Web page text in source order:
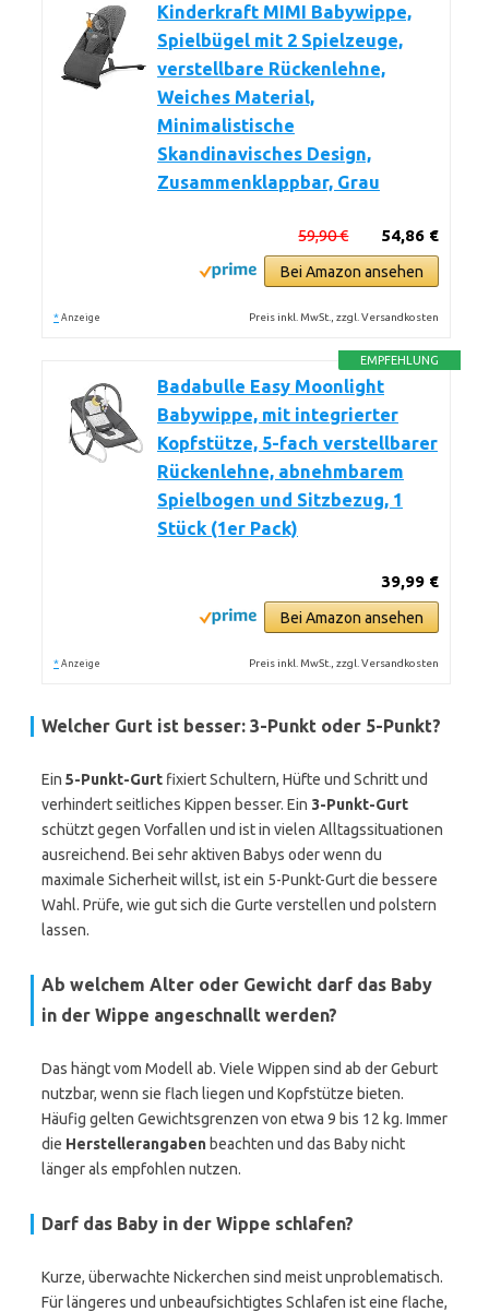
Kinderkraft MIMI Babywippe,
Spielbügel mit 2 Spielzeuge,
verstellbare Rückenlehne,
Weiches Material,
Minimalistische
Skandinavisches Design,
Zusammenklappbar, Grau
54,86 €
59,90 €
Bei Amazon ansehen
* Anzeige Preis inkl. MwSt., zzgl. Versandkosten
EMPFEHLUNG
Badabulle Easy Moonlight
Babywippe, mit integrierter
Kopfstütze, 5-fach verstellbarer
Rückenlehne, abnehmbarem
Spielbogen und Sitzbezug, 1
Stück (1er Pack)
39,99 €
Bei Amazon ansehen
* Anzeige Preis inkl. MwSt., zzgl. Versandkosten
Welcher Gurt ist besser: 3-Punkt oder 5-Punkt?
Ein 5-Punkt-Gurt fixiert Schultern, Hüfte und Schritt und
verhindert seitliches Kippen besser. Ein 3-Punkt-Gurt
schützt gegen Vorfallen und ist in vielen Alltagssituationen
ausreichend. Bei sehr aktiven Babys oder wenn du
maximale Sicherheit willst, ist ein 5-Punkt-Gurt die bessere
Wahl. Prüfe, wie gut sich die Gurte verstellen und polstern
lassen.
Ab welchem Alter oder Gewicht darf das Baby
in der Wippe angeschnallt werden?
Das hängt vom Modell ab. Viele Wippen sind ab der Geburt
nutzbar, wenn sie flach liegen und Kopfstütze bieten.
Häufig gelten Gewichtsgrenzen von etwa 9 bis 12 kg. Immer
die Herstellerangaben beachten und das Baby nicht
länger als empfohlen nutzen.
Darf das Baby in der Wippe schlafen?
Kurze, überwachte Nickerchen sind meist unproblematisch.
Für längeres und unbeaufsichtigtes Schlafen ist eine flache,